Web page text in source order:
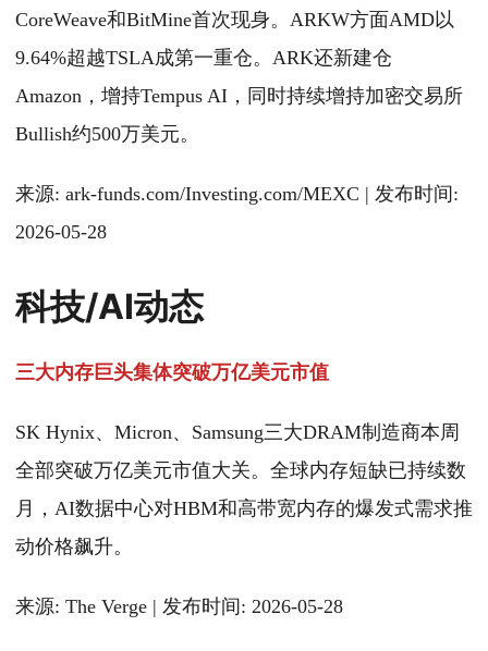
CoreWeave和BitMine首次现身。ARKW方面AMD以
9.64%超越TSLA成第一重仓。ARK还新建仓
Amazon，增持Tempus AI，同时持续增持加密交易所
Bullish约500万美元。
来源: ark-funds.com/Investing.com/MEXC | 发布时间:
2026-05-28
科技/AI动态
三大内存巨头集体突破万亿美元市值
SK Hynix、Micron、Samsung三大DRAM制造商本周
全部突破万亿美元市值大关。全球内存短缺已持续数
月，AI数据中心对HBM和高带宽内存的爆发式需求推
动价格飙升。
来源: The Verge | 发布时间: 2026-05-28